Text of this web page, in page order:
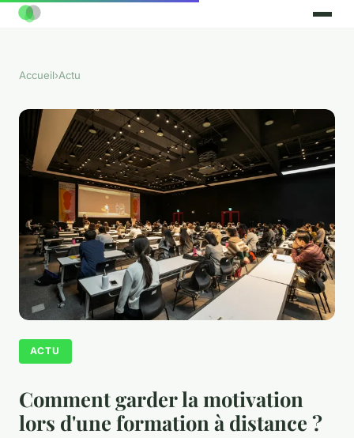
Accueil›Actu
ACTU
Comment garder la motivation
lors d'une formation à distance ?